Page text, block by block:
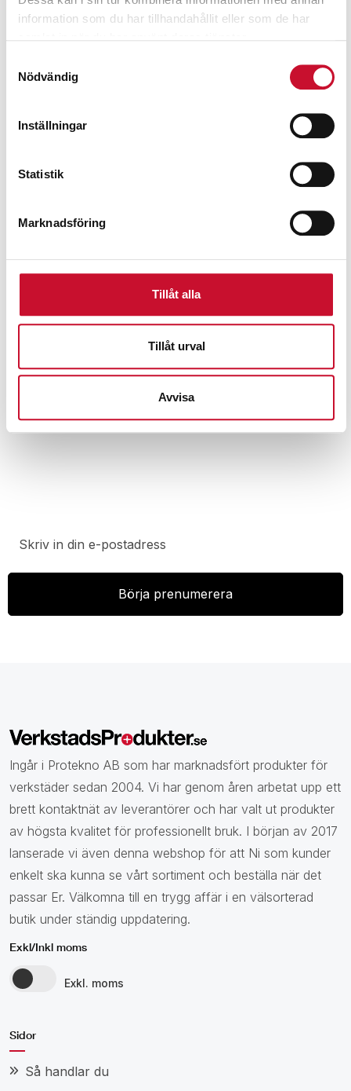
information som du har tillhandahållit eller som de har
Nödvändig
Inställningar
Statistik
Marknadsföring
Tillåt alla
Tillåt urval
Avvisa
Batteridriven starter 12-24V Pro Start 2824
4,980.00kr Exkl. moms
Ingår i Protekno AB som har marknadsfört produkter för
verkstäder sedan 2004. Vi har genom åren arbetat upp ett
brett kontaktnät av leverantörer och har valt ut produkter
av högsta kvalitet för professionellt bruk. I början av 2017
lanserade vi även denna webshop för att Ni som kunder
enkelt ska kunna se vårt sortiment och beställa när det
passar Er. Välkomna till en trygg affär i en välsorterad
butik under ständig uppdatering.
Exkl/Inkl moms
Exkl. moms
Sidor
Så handlar du